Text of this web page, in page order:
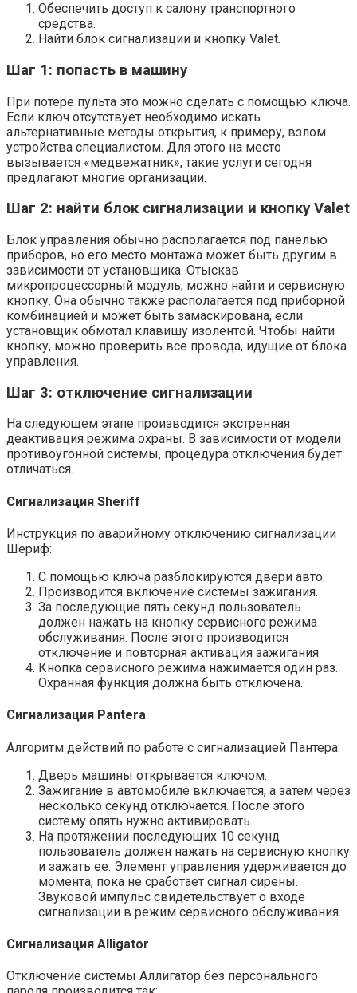
Обеспечить доступ к салону транспортного
средства.
Найти блок сигнализации и кнопку Valet.
Шаг 1: попасть в машину
При потере пульта это можно сделать с помощью ключа.
Если ключ отсутствует необходимо искать
альтернативные методы открытия, к примеру, взлом
устройства специалистом. Для этого на место
вызывается «медвежатник», такие услуги сегодня
предлагают многие организации.
Шаг 2: найти блок сигнализации и кнопку Valet
Блок управления обычно располагается под панелью
приборов, но его место монтажа может быть другим в
зависимости от установщика. Отыскав
микропроцессорный модуль, можно найти и сервисную
кнопку. Она обычно также располагается под приборной
комбинацией и может быть замаскирована, если
установщик обмотал клавишу изолентой. Чтобы найти
кнопку, можно проверить все провода, идущие от блока
управления.
Шаг 3: отключение сигнализации
На следующем этапе производится экстренная
деактивация режима охраны. В зависимости от модели
противоугонной системы, процедура отключения будет
отличаться.
Сигнализация Sheriff
Инструкция по аварийному отключению сигнализации
Шериф:
С помощью ключа разблокируются двери авто.
Производится включение системы зажигания.
За последующие пять секунд пользователь
должен нажать на кнопку сервисного режима
обслуживания. После этого производится
отключение и повторная активация зажигания.
Кнопка сервисного режима нажимается один раз.
Охранная функция должна быть отключена.
Сигнализация Pantera
Алгоритм действий по работе с сигнализацией Пантера:
Дверь машины открывается ключом.
Зажигание в автомобиле включается, а затем через
несколько секунд отключается. После этого
систему опять нужно активировать.
На протяжении последующих 10 секунд
пользователь должен нажать на сервисную кнопку
и зажать ее. Элемент управления удерживается до
момента, пока не сработает сигнал сирены.
Звуковой импульс свидетельствует о входе
сигнализации в режим сервисного обслуживания.
Сигнализация Alligator
Отключение системы Аллигатор без персонального